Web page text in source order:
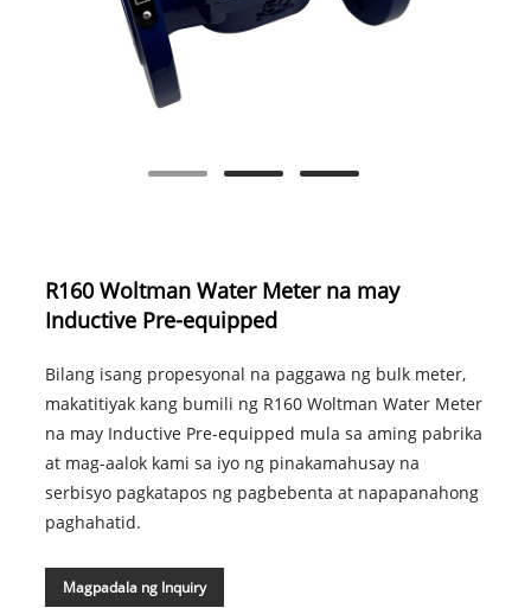
R160 Woltman Water Meter na may
Inductive Pre-equipped
Bilang isang propesyonal na paggawa ng bulk meter,
makatitiyak kang bumili ng R160 Woltman Water Meter
na may Inductive Pre-equipped mula sa aming pabrika
at mag-aalok kami sa iyo ng pinakamahusay na
serbisyo pagkatapos ng pagbebenta at napapanahong
paghahatid.
Magpadala ng Inquiry